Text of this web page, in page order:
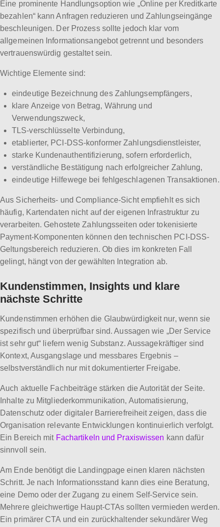
Eine prominente Handlungsoption wie „Online per Kreditkarte
bezahlen“ kann Anfragen reduzieren und Zahlungseingänge
beschleunigen. Der Prozess sollte jedoch klar vom
allgemeinen Informationsangebot getrennt und besonders
vertrauenswürdig gestaltet sein.
Wichtige Elemente sind:
eindeutige Bezeichnung des Zahlungsempfängers,
klare Anzeige von Betrag, Währung und
Verwendungszweck,
TLS-verschlüsselte Verbindung,
etablierter, PCI-DSS-konformer Zahlungsdienstleister,
starke Kundenauthentifizierung, sofern erforderlich,
verständliche Bestätigung nach erfolgreicher Zahlung,
eindeutige Hilfewege bei fehlgeschlagenen Transaktionen.
Aus Sicherheits- und Compliance-Sicht empfiehlt es sich
häufig, Kartendaten nicht auf der eigenen Infrastruktur zu
verarbeiten. Gehostete Zahlungsseiten oder tokenisierte
Payment-Komponenten können den technischen PCI-DSS-
Geltungsbereich reduzieren. Ob dies im konkreten Fall
gelingt, hängt von der gewählten Integration ab.
Kundenstimmen, Insights und klare
nächste Schritte
Kundenstimmen erhöhen die Glaubwürdigkeit nur, wenn sie
spezifisch und überprüfbar sind. Aussagen wie „Der Service
ist sehr gut“ liefern wenig Substanz. Aussagekräftiger sind
Kontext, Ausgangslage und messbares Ergebnis –
selbstverständlich nur mit dokumentierter Freigabe.
Auch aktuelle Fachbeiträge stärken die Autorität der Seite.
Inhalte zu Mitgliederkommunikation, Automatisierung,
Datenschutz oder digitaler Barrierefreiheit zeigen, dass die
Organisation relevante Entwicklungen kontinuierlich verfolgt.
Ein Bereich mit Fachartikeln und Praxiswissen kann dafür
sinnvoll sein.
Am Ende benötigt die Landingpage einen klaren nächsten
Schritt. Je nach Informationsstand kann dies eine Beratung,
eine Demo oder der Zugang zu einem Self-Service sein.
Mehrere gleichwertige Haupt-CTAs sollten vermieden werden.
Ein primärer CTA und ein zurückhaltender sekundärer Weg